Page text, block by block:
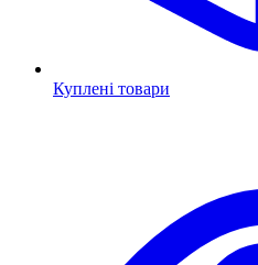
Куплені товари